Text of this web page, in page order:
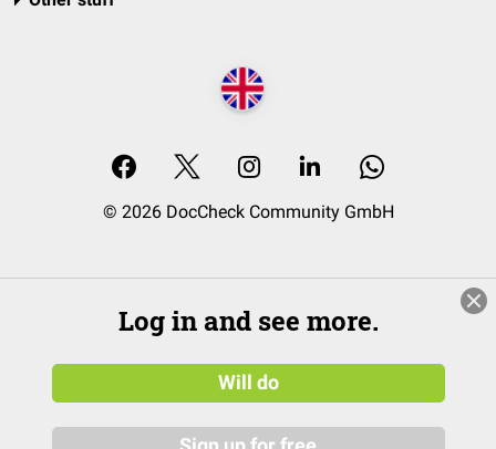
© 2026 DocCheck Community GmbH
Log in and see more.
Will do